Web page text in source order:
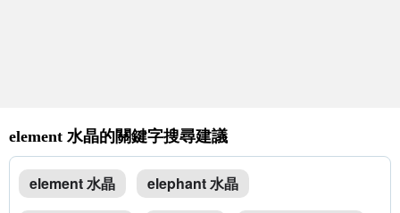
element 水晶的關鍵字搜尋建議
element 水晶
elephant 水晶